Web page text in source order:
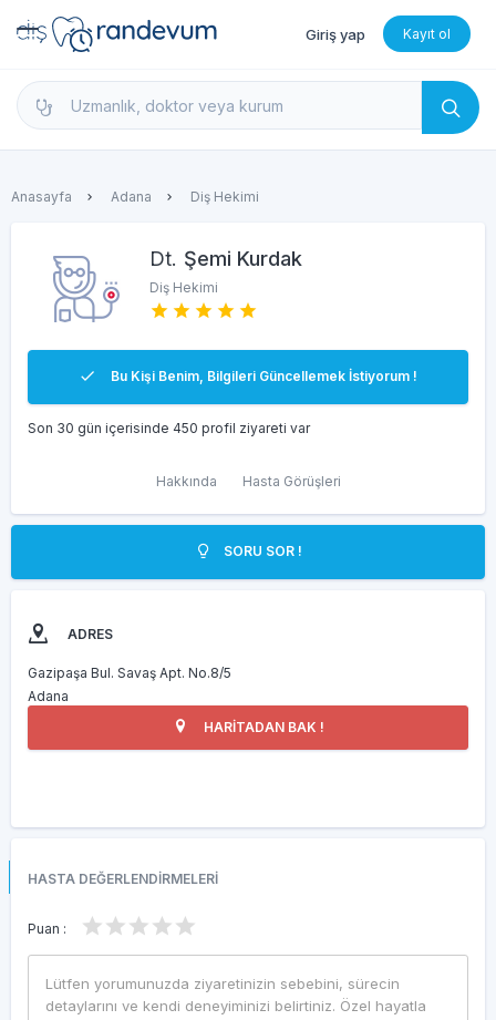
dishekimleri.net - Diş Hekimi Bul, Yorumları İncele
Giriş yap Kayıt ol
Anasayfa Adana Diş Hekimi
Dt. Şemi Kurdak
Diş Hekimi
Bu Kişi Benim, Bilgileri Güncellemek İstiyorum !
Son 30 gün içerisinde 450 profil ziyareti var
Hakkında Hasta Görüşleri
SORU SOR !
ADRES
Gazipaşa Bul. Savaş Apt. No.8/5
Adana
HARİTADAN BAK !
HASTA DEĞERLENDİRMELERİ
Puan :